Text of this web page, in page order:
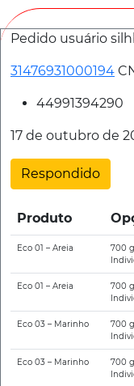
Pedido usuário
31476931000194
44991394290
17 de outubro de
Respondido
Produto
Eco 01 – Areia
700
Eco 01 – Areia
700
Eco 03 – Marinho
700
Eco 03 – Marinho
700